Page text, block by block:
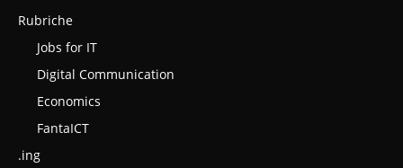
Rubriche
Jobs for IT
Digital Communication
Economics
FantaICT
.ing